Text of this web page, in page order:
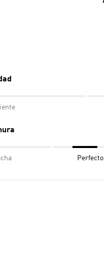
Perfecto